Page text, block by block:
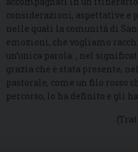
considerazioni, aspettative e
nelle quali la comunità di
emozioni, che vogliamo
un’unica parola: , nel
grazia che è stata presente,
pastorale, come un filo rosso
percorso, lo ha definito e gli